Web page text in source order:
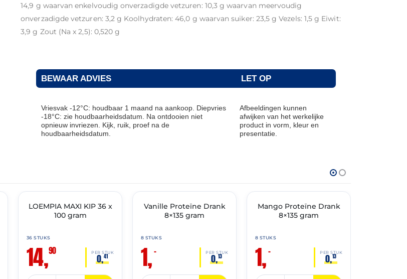
14,9 g waarvan enkelvoudig onverzadigde vetzuren: 10,3 g waarvan meervoudig
onverzadigde vetzuren: 3,2 g Koolhydraten: 46,0 g waarvan suiker: 23,5 g Vezels: 1,5 g Eiwit:
3,9 g Zout (Na x 2,5): 0,520 g
BEWAAR ADVIES LET OP
Vriesvak -12°C: houdbaar 1 maand na aankoop. Diepvries
-18°C: zie houdbaarheidsdatum. Na ontdooien niet
opnieuw invriezen. Kijk, ruik, proef na de
houdbaarheidsdatum.
Afbeeldingen kunnen
afwijken van het werkelijke
product in vorm, kleur en
presentatie.
🔥 OP=OP
LOEMPIA MAXI KIP 36 x
100 gram
36 STUKS
14,90 PER STUK
0,41
🔥 OP=OP
Vanille Proteïne Drank
8×135 gram
8 STUKS
1,– PER STUK
0,13
🔥 OP=OP
Mango Proteïne Drank
8×135 gram
8 STUKS
1,– PER STUK
0,13